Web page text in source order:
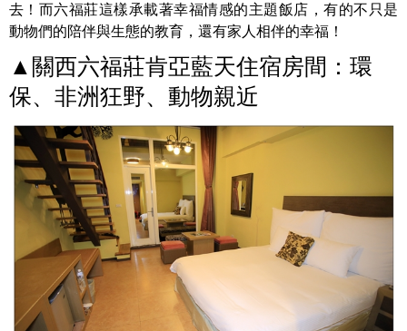
去！而六福莊這樣承載著幸福情感的主題飯店，有的不只是
動物們的陪伴與生態的教育，還有家人相伴的幸福！
▲關西六福莊肯亞藍天住宿房間：環
保、非洲狂野、動物親近